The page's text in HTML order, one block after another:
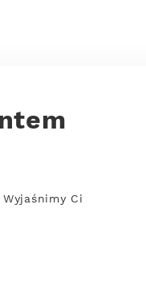
Ci